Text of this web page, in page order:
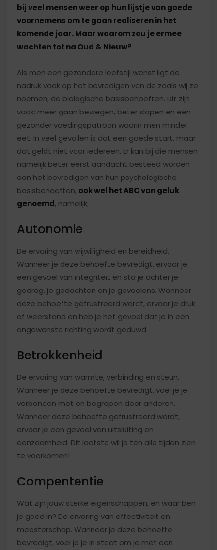
bij veel mensen weer op hun lijstje van goede
voornemens om te gaan realiseren in het
komende jaar. Maar waarom zou je ermee
wachten tot na Oud & Nieuw?
Als men een gezondere leefstijl wenst ligt de
nadruk vaak op het bevredigen van de zoals wij ze
noemen; de biologische basisbehoeften. Dit zijn
vaak: meer gaan bewegen, beter slapen en een
gezonder voedingspatroon waarin men minder
eet. In veel gevallen is dat een goede start, maar
dat geldt niet voor iedereen. Er kan bij die mensen
namelijk beter eerst aandacht besteed worden
aan het bevredigen van hun psychologische
basisbehoeften, ook wel het ABC van geluk
genoemd, namelijk;
Autonomie
De ervaring van vrijwilligheid en bereidheid.
Wanneer je deze behoefte bevredigt, ervaar je
een gevoel van integriteit en sta je achter je
gedrag, je gedachten en je gevoelens. Wanneer
deze behoefte gefrustreerd wordt, ervaar je druk
of weerstand en heb je het gevoel dat je in een
ongewenste richting wordt geduwd.
Betrokkenheid
De ervaring van warmte, verbinding en steun.
Wanneer je deze behoefte bevredigt, voel je je
verbonden met en begrepen door anderen.
Wanneer deze behoefte gefrustreerd wordt,
ervaar je een gevoel van uitsluiting en
eenzaamheid. Dit laatste wil je ten alle tijden zien
te voorkomen!
Compententie
Wat zijn jouw sterke eigenschappen, en waar ben
je goed in? De ervaring van effectiviteit en
meesterschap. Wanneer je deze behoefte
bevredigt, voel je je in staat om je met een